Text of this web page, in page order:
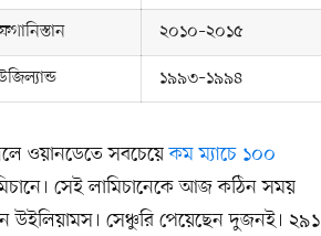
২০১০–২০১৫
১৯৯৩–১৯৯৪
ওয়ানডেতে সবচেয়েকম ম্যাচে ১০০
সেই লামিচানেকে আজ কঠিন সময়
উইলিয়ামস। সেঞ্চুরি পেয়েছেন দুজনই। ২৯১